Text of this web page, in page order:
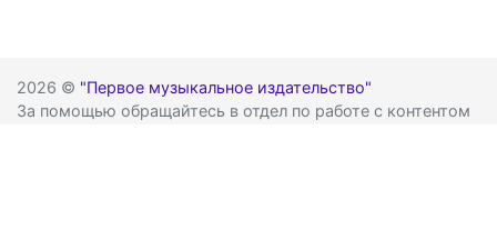
2026 © "Первое музыкальное издательство"
За помощью обращайтесь в отдел по работе с контентом